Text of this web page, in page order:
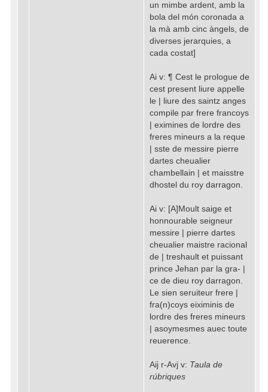
un mimbe ardent, amb la
bola del món coronada a
la mà amb cinc àngels, de
diverses jerarquies, a
cada costat]
Ai v: ¶ Cest le prologue de
cest present liure appelle
le | liure des saintz anges
compile par frere francoys
| eximines de lordre des
freres mineurs a la reque
| sste de messire pierre
dartes cheualier
chambellain | et maisstre
dhostel du roy darragon.
Ai v: [A]Moult saige et
honnourable seigneur
messire | pierre dartes
cheualier maistre racional
de | treshault et puissant
prince Jehan par la gra- |
ce de dieu roy darragon.
Le sien seruiteur frere |
fra(n)coys eiximinis de
lordre des freres mineurs
| asoymesmes auec toute
reuerence.
Aij r-Avj v: Taula de
rúbriques